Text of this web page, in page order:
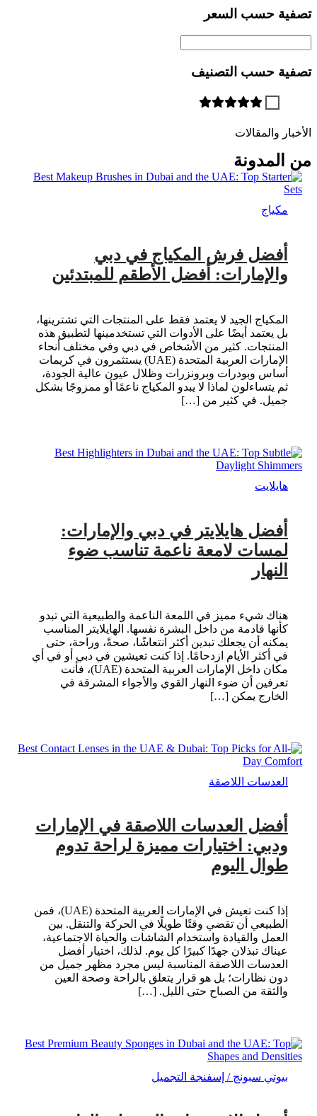
تصفية حسب السعر
تصفية حسب التصنيف
الأخبار والمقالات
من المدونة
مكياج
أفضل فرش المكياج في دبي
والإمارات: أفضل الأطقم للمبتدئين
المكياج الجيد لا يعتمد فقط على المنتجات التي تشترينها،
بل يعتمد أيضًا على الأدوات التي تستخدمينها لتطبيق هذه
المنتجات. كثير من الأشخاص في دبي وفي مختلف أنحاء
الإمارات العربية المتحدة (UAE) يستثمرون في كريمات
أساس وبودرات وبرونزرات وظلال عيون عالية الجودة،
ثم يتساءلون لماذا لا يبدو المكياج ناعمًا أو ممزوجًا بشكل
جميل. في كثير من […]
هايلايت
أفضل هايلايتر في دبي والإمارات:
لمسات لامعة ناعمة تناسب ضوء
النهار
هناك شيء مميز في اللمعة الناعمة والطبيعية التي تبدو
كأنها قادمة من داخل البشرة نفسها. الهايلايتر المناسب
يمكنه أن يجعلك تبدين أكثر انتعاشًا، صحةً، وراحة، حتى
في أكثر الأيام ازدحامًا. إذا كنت تعيشين في دبي أو في أي
مكان داخل الإمارات العربية المتحدة (UAE)، فأنت
تعرفين أن ضوء النهار القوي والأجواء المشرقة في
الخارج يمكن […]
العدسات اللاصقة
أفضل العدسات اللاصقة في الإمارات
ودبي: اختيارات مميزة لراحة تدوم
طوال اليوم
إذا كنت تعيش في الإمارات العربية المتحدة (UAE)، فمن
الطبيعي أن تقضي وقتًا طويلًا في الحركة والتنقل. بين
العمل والقيادة واستخدام الشاشات والحياة الاجتماعية،
عيناك تبذلان جهدًا كبيرًا كل يوم. لذلك، اختيار أفضل
العدسات اللاصقة المناسبة ليس مجرد مظهر جميل من
دون نظارات؛ بل هو قرار يتعلق بالراحة وصحة العين
والثقة من الصباح حتى الليل. […]
بيوتي سبونج / إسفنجة التجميل